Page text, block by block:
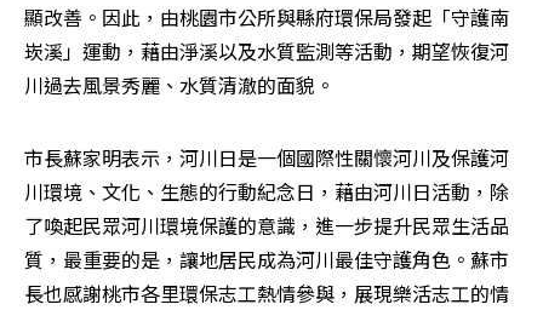
顯改善。因此，由桃園市公所與縣府環保局發起「守護南
崁溪」運動，藉由淨溪以及水質監測等活動，期望恢復河
川過去風景秀麗、水質清澈的面貌。
市長蘇家明表示，河川日是一個國際性關懷河川及保護河
川環境、文化、生態的行動紀念日，藉由河川日活動，除
了喚起民眾河川環境保護的意識，進一步提升民眾生活品
質，最重要的是，讓地居民成為河川最佳守護角色。蘇市
長也感謝桃市各里環保志工熱情參與，展現樂活志工的情